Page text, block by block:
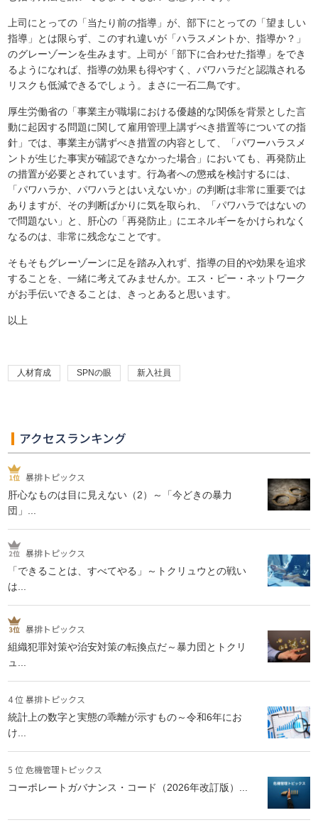
上司にとっての「当たり前の指導」が、部下にとっての「望ましい
指導」とは限らず、このすれ違いが「ハラスメントか、指導か？」
のグレーゾーンを生みます。上司が「部下に合わせた指導」をでき
るようになれば、指導の効果も得やすく、パワハラだと認識される
リスクも低減できるでしょう。まさに一石二鳥です。
厚生労働省の「事業主が職場における優越的な関係を背景とした言
動に起因する問題に関して雇用管理上講ずべき措置等についての指
針」では、事業主が講ずべき措置の内容として、「パワーハラスメ
ントが生じた事実が確認できなかった場合」においても、再発防止
の措置が必要とされています。行為者への懲戒を検討するには、
「パワハラか、パワハラとはいえないか」の判断は非常に重要では
ありますが、その判断ばかりに気を取られ、「パワハラではないの
で問題ない」と、肝心の「再発防止」にエネルギーをかけられなく
なるのは、非常に残念なことです。
そもそもグレーゾーンに足を踏み入れず、指導の目的や効果を追求
することを、一緒に考えてみませんか。エス・ピー・ネットワーク
がお手伝いできることは、きっとあると思います。
以上
人材育成 SPNの眼 新入社員
アクセスランキング
暴排トピックス
肝心なものは目に見えない（2）～「今どきの暴力
団」...
暴排トピックス
「できることは、すべてやる」～トクリュウとの戦い
は...
暴排トピックス
組織犯罪対策や治安対策の転換点だ～暴力団とトクリ
ュ...
4 位 暴排トピックス
統計上の数字と実態の乖離が示すもの～令和6年にお
け...
5 位 危機管理トピックス
コーポレートガバナンス・コード（2026年改訂版）...